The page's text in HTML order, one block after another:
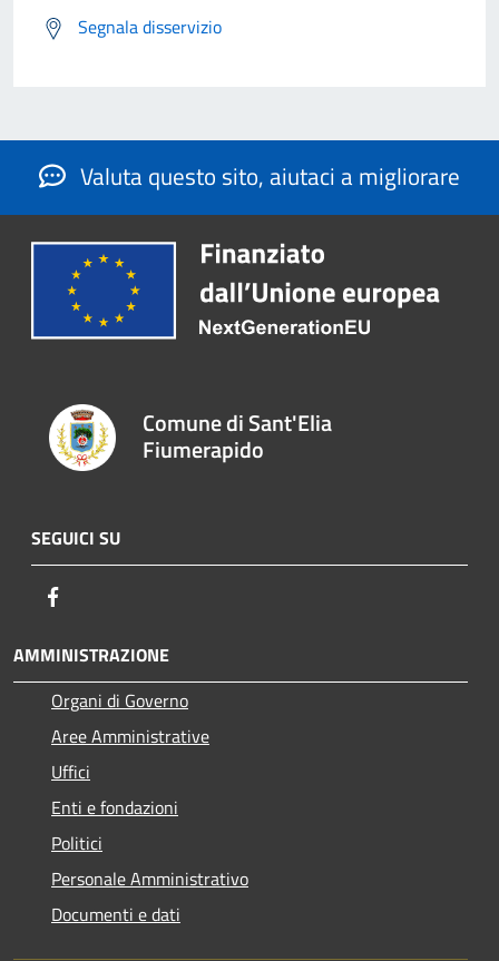
Segnala disservizio
Valuta questo sito, aiutaci a migliorare
Comune di Sant'Elia
Fiumerapido
SEGUICI SU
AMMINISTRAZIONE
Organi di Governo
Aree Amministrative
Uffici
Enti e fondazioni
Politici
Personale Amministrativo
Documenti e dati